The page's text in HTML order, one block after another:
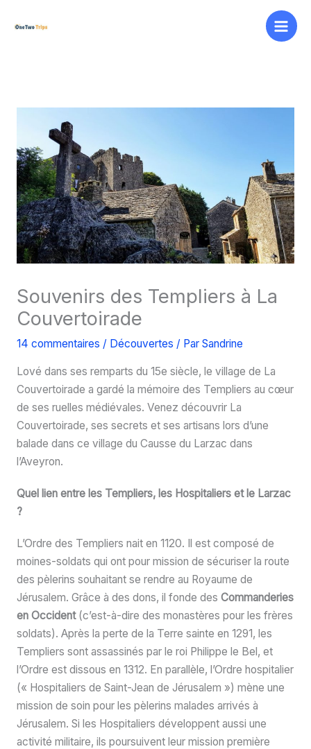
Souvenirs des Templiers à La
Couvertoirade
14 commentaires / Découvertes / Par Sandrine
Lové dans ses remparts du 15e siècle, le village de La
Couvertoirade a gardé la mémoire des Templiers au cœur
de ses ruelles médiévales. Venez découvrir La
Couvertoirade, ses secrets et ses artisans lors d’une
balade dans ce village du Causse du Larzac dans
l’Aveyron.
Quel lien entre les Templiers, les Hospitaliers et le Larzac
?
L’Ordre des Templiers nait en 1120. Il est composé de
moines-soldats qui ont pour mission de sécuriser la route
des pèlerins souhaitant se rendre au Royaume de
Jérusalem. Grâce à des dons, il fonde des Commanderies
en Occident (c’est-à-dire des monastères pour les frères
soldats). Après la perte de la Terre sainte en 1291, les
Templiers sont assassinés par le roi Philippe le Bel, et
l’Ordre est dissous en 1312. En parallèle, l’Ordre hospitalier
(« Hospitaliers de Saint-Jean de Jérusalem ») mène une
mission de soin pour les pèlerins malades arrivés à
Jérusalem. Si les Hospitaliers développent aussi une
activité militaire, ils poursuivent leur mission première